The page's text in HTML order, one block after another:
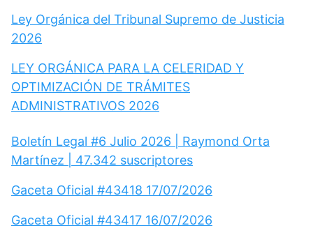
Ley Orgánica del Tribunal Supremo de Justicia
2026
LEY ORGÁNICA PARA LA CELERIDAD Y
OPTIMIZACIÓN DE TRÁMITES
ADMINISTRATIVOS 2026
Boletín Legal #6 Julio 2026 | Raymond Orta
Martínez | 47.342 suscriptores
Gaceta Oficial #43418 17/07/2026
Gaceta Oficial #43417 16/07/2026